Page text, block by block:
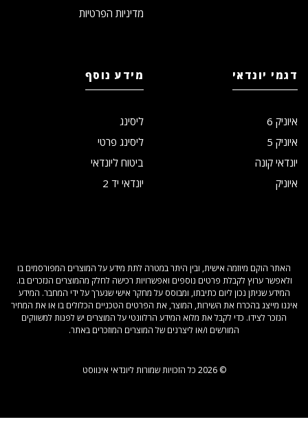
מדיניות הפרטיות
דגמי יונדאי
איוניק 6
איוניק 5
יונדאי קונה
איוניק
מידע נוסף
ליסינג
ליסינג פרטי
ביטוח ליונדאי
יונדאי יד 2
האתר הוקם מיוזמה אישית, ובין היתר במטרה לתת מידע על המוצרים המפורסמים בו
ולאפשר ערוץ לקבלת פרטים נוספים ואפשרויות רכישה לחלק מהמוצרים הנזכרים בו.
המידע שניתן נכון ליום כתיבתו, ומבוסס על מחקר אישי שנערך על ידי המחבר. המידע
איננו מייצג בהכרח את השירות, המוצר, את הפרטים הטכניים הכלולים בו או את המחיר
הנזכר לצידו. כדי לקבל את מלוא המידע הרלוונטי על המוצרים יש לפנות למשווקים
המורשים ו/או ליצרנים של המוצרים המוזכרים באתר.
© 2026 כל הזכויות שמורות ליונדאי אינווסט